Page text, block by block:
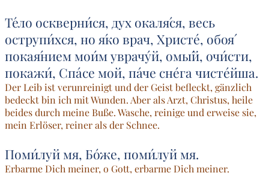
Те́ло оскверни́ся, дух окаля́ся, весь
острупи́хся, но я́ко врач, Христе́, обоя́
покая́нием мои́м уврачу́й, омы́й, очи́сти,
покажи́, Спа́се мой, па́че сне́га чисте́йша.
Der Leib ist verunreinigt und der Geist befleckt, gänzlich
bedeckt bin ich mit Wunden. Aber als Arzt, Christus, heile
beides durch meine Buße. Wasche, reinige und erweise sie,
mein Erlöser, reiner als der Schnee.
Поми́луй мя, Бо́же, поми́луй мя.
Erbarme Dich meiner, o Gott, erbarme Dich meiner.